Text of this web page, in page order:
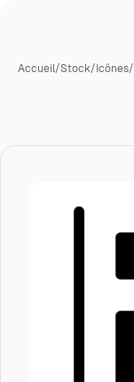
Accueil/Stock/Icônes/